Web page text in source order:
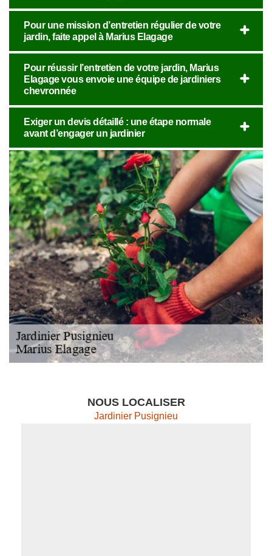
Pour une mission d’entretien régulier de votre
jardin, faite appel à Marius Elagage
Pour réussir l’entretien de votre jardin, Marius
Elagage vous envoie une équipe de jardiniers
chevronnée
Exiger un devis détaillé : une étape normale
avant d’engager un jardinier
NOUS LOCALISER
Jardinier Pusignieu